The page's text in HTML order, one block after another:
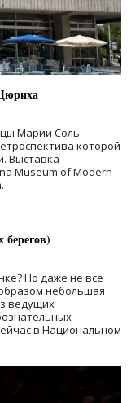
Марии Соль
которой
Выставка
Museum of Modern
Но даже не все
небольшая
ведущих
–
в Национальном